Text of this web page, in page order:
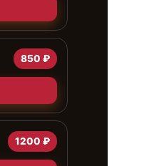
850 ₽
1200 ₽